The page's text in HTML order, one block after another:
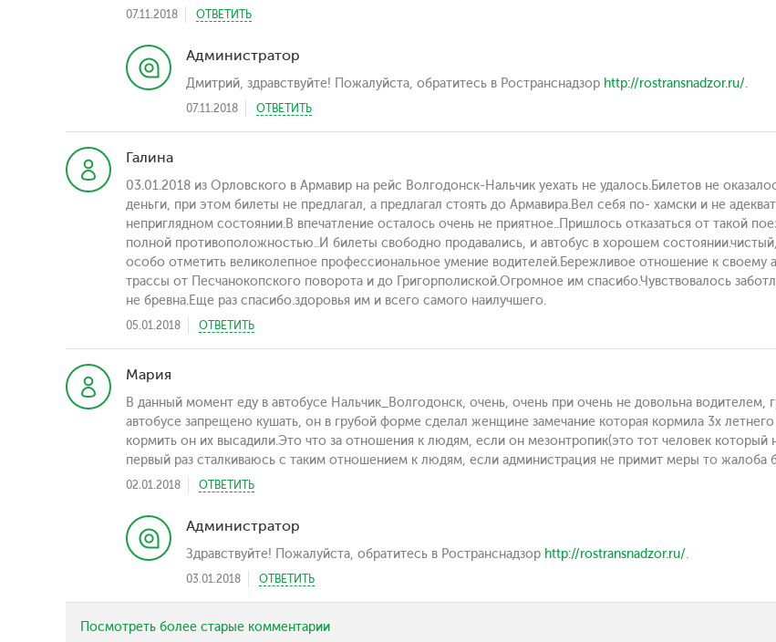
07.11.2018 ОТВЕТИТЬ
Администратор
Дмитрий, здравствуйте! Пожалуйста, обратитесь в Ространснадзор http://rostransnadzor.ru/.
07.11.2018 ОТВЕТИТЬ
Галина
03.01.2018 из Орловского в Армавир на рейс Волгодонск-Нальчик уехать не удалось.Билетов не
деньги, при этом билеты не предлагал, а предлагал стоять до Армавира.Вел себя по- хамски и не
неприглядном состоянии.В впечатление осталось очень не приятное..Пришлось отказаться от такой
полной противоположностью..И билеты свободно продавались, и автобус в хорошем
особо отметить великолепное профессиональное умение водителей.Бережливое отношение к своему
трассы от Песчанокопского поворота и до Григорполиской.Огромное им спасибо.Чувствовалось
не бревна.Еще раз спасибо.здоровья им и всего самого наилучшего.
05.01.2018 ОТВЕТИТЬ
Мария
В данный момент еду в автобусе Нальчик_Волгодонск, очень, очень при очень не довольна водителем,
автобусе запрещено кушать, он в грубой форме сделал женщине замечание которая кормила 3х
кормить он их высадили.Это что за отношения к людям, если он мезонтропик(это тот человек который
первый раз сталкиваюсь с таким отношением к людям, если администрация не примит меры то жалоба
02.01.2018 ОТВЕТИТЬ
Администратор
Здравствуйте! Пожалуйста, обратитесь в Ространснадзор http://rostransnadzor.ru/.
03.01.2018 ОТВЕТИТЬ
Посмотреть более старые комментарии